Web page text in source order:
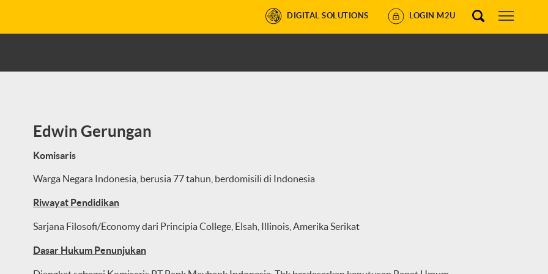
DIGITAL SOLUTIONS LOGIN M2U
Edwin Gerungan
Komisaris
Warga Negara Indonesia, berusia 77 tahun, berdomisili di Indonesia
Riwayat Pendidikan
Sarjana Filosofi/Economy dari Principia College, Elsah, Illinois, Amerika Serikat
Dasar Hukum Penunjukan